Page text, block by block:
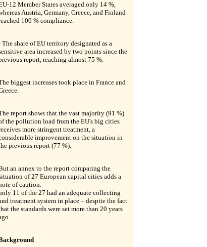
12 Member States averaged only 14 %,
Austria, Germany, Greece, and Finland
100 % compliance.
The share of EU territory designated as a
area increased by two points since the
report, reaching almost 75 %.
biggest increases took place in France and
report shows that the vast majority (91 %)
the pollution load from the EU's big cities
more stringent treatment, a
improvement on the situation in
previous report (77 %).
an annex to the report comparing the
of 27 European capital cities adds a
of caution:
11 of the 27 had an adequate collecting
treatment system in place – despite the fact
the standards were set more than 20 years